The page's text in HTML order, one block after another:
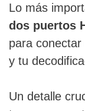
Lo más
dos puertos
para
y tu
Un detalle